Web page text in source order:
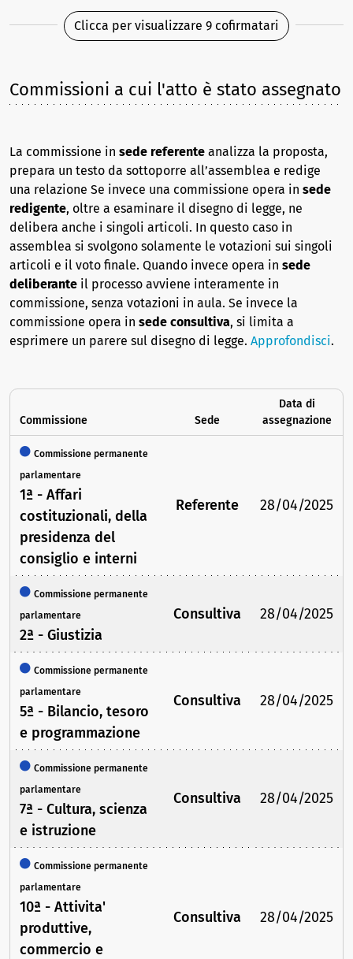
Clicca per visualizzare 9 cofirmatari
Commissioni a cui l'atto è stato assegnato
La commissione in sede referente analizza la proposta,
prepara un testo da sottoporre all’assemblea e redige
una relazione Se invece una commissione opera in sede
redigente, oltre a esaminare il disegno di legge, ne
delibera anche i singoli articoli. In questo caso in
assemblea si svolgono solamente le votazioni sui singoli
articoli e il voto finale. Quando invece opera in sede
deliberante il processo avviene interamente in
commissione, senza votazioni in aula. Se invece la
commissione opera in sede consultiva, si limita a
esprimere un parere sul disegno di legge. Approfondisci.
Commissione Sede
Data di
assegnazione
Commissione permanente
parlamentare
1ª - Affari
costituzionali, della
presidenza del
consiglio e interni
Referente 28/04/2025
Commissione permanente
parlamentare
2ª - Giustizia
Consultiva 28/04/2025
Commissione permanente
parlamentare
5ª - Bilancio, tesoro
e programmazione
Consultiva 28/04/2025
Commissione permanente
parlamentare
7ª - Cultura, scienza
e istruzione
Consultiva 28/04/2025
Commissione permanente
parlamentare
10ª - Attivita'
produttive,
commercio e
Consultiva 28/04/2025